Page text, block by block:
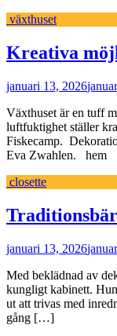
växthuset
Kreativa
januari 13, 2026
Växthuset är en tuff
luftfuktighet ställer
Fiskecamp.
Eva Zwahlen. hem
closette
januari 13, 2026
Med beklädnad av
kungligt kabinett.
ut att trivas med
gång […]